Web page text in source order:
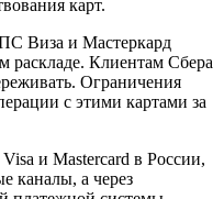
карт.
Виза и Мастеркард
раскладе. Клиентам Сбера
Ограничения
с этими картами за
и Mastercard в России,
каналы, а через